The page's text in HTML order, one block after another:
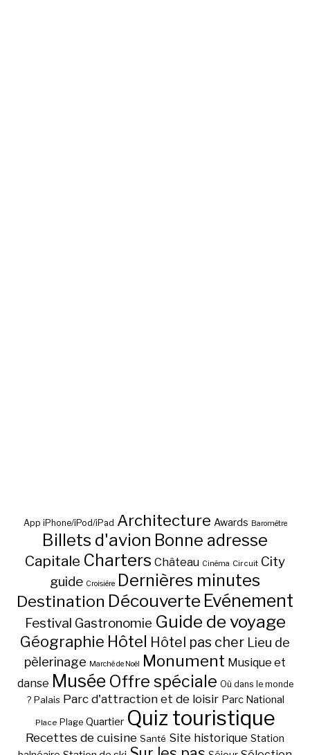
App iPhone/iPod/iPad Architecture Awards Baromètre
Billets d'avion Bonne adresse
Capitale Charters Château Cinéma Circuit City
guide Croisière Dernières minutes
Destination Découverte Evénement
Festival Gastronomie Guide de voyage
Géographie Hôtel Hôtel pas cher Lieu de
pèlerinage Marché de Noël Monument Musique et
danse Musée Offre spéciale Où dans le monde
? Palais Parc d'attraction et de loisir Parc National
Place Plage Quartier Quiz touristique
Recettes de cuisine Santé Site historique Station